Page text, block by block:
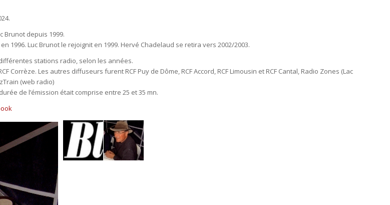
Brunot depuis 1999.
1996. Luc Brunot le rejoignit en 1999. Hervé Chadelaud se retira vers 2002/2003.
stations radio, selon les années.
Corrèze. Les autres diffuseurs furent RCF Puy de Dôme, RCF Accord, RCF Limousin et RCF Cantal, Radio Zones (Lac
(web radio)
de l’émission était comprise entre 25 et 35 mn.